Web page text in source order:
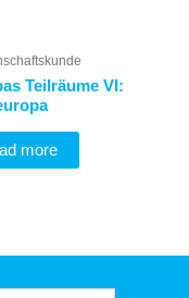
Teilräume VI:
more